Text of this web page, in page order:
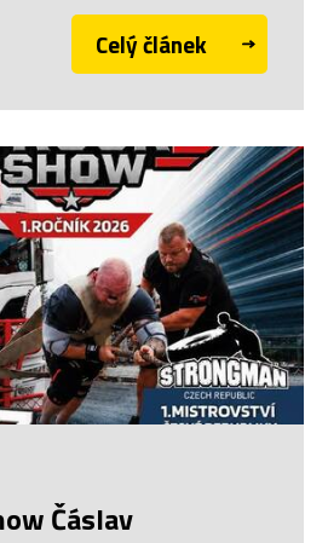
Celý článek
Čáslav